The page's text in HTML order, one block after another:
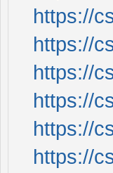
https://
https://
https://
https://
https://
https://